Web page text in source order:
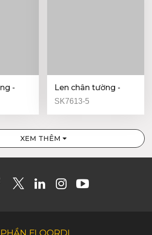
-
Len chân tường -
Buff - 13mm
SK7613-5
XEM THÊM
FLOORDI